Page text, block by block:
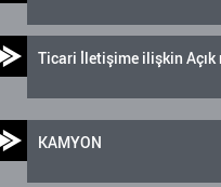
Ticari İletişime ilişkin
KAMYON